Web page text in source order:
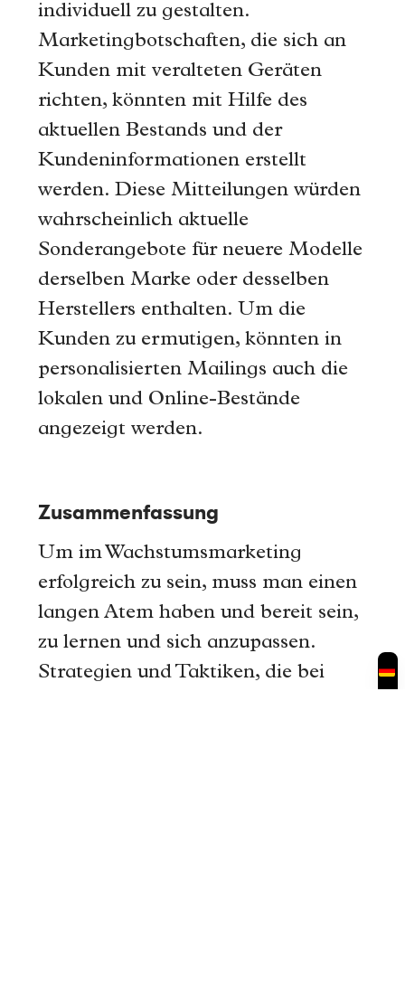
individuell zu gestalten.
Marketingbotschaften, die sich an
Kunden mit veralteten Geräten
richten, könnten mit Hilfe des
aktuellen Bestands und der
Kundeninformationen erstellt
werden. Diese Mitteilungen würden
wahrscheinlich aktuelle
Sonderangebote für neuere Modelle
derselben Marke oder desselben
Herstellers enthalten. Um die
Kunden zu ermutigen, könnten in
personalisierten Mailings auch die
lokalen und Online-Bestände
angezeigt werden.
Zusammenfassung
Um im Wachstumsmarketing
erfolgreich zu sein, muss man einen
langen Atem haben und bereit sein,
zu lernen und sich anzupassen.
Strategien und Taktiken, die bei